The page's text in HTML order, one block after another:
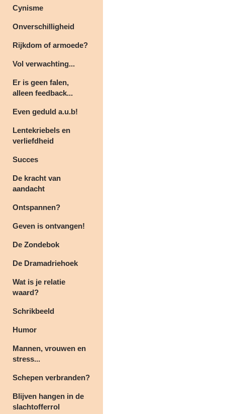
Cynisme
Onverschilligheid
Rijkdom of armoede?
Vol verwachting...
Er is geen falen,
alleen feedback...
Even geduld a.u.b!
Lentekriebels en
verliefdheid
Succes
De kracht van
aandacht
Ontspannen?
Geven is ontvangen!
De Zondebok
De Dramadriehoek
Wat is je relatie
waard?
Schrikbeeld
Humor
Mannen, vrouwen en
stress...
Schepen verbranden?
Blijven hangen in de
slachtofferrol